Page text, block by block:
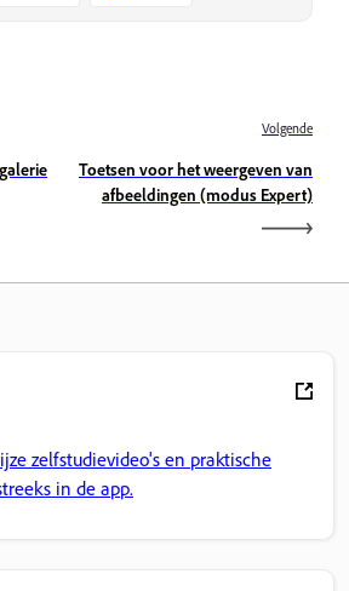
Volgende
Toetsen voor het weergeven van
afbeeldingen (modus Expert)
zelfstudievideo's en praktische
in de app.